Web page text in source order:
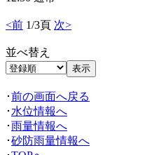
<前 1/3頁 次>
並べ替え
･前の画面へ戻る
･ 水位情報へ
･雨量情報へ
･砂防雨量情報へ